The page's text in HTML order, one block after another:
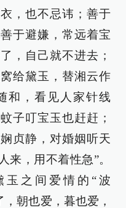
，也不忌讳；善于
于避嫌，常远着宝
，自己就不进去；
给黛玉，替湘云作
和，看见人家针线
子叮宝玉也赶赶；
贞静，对婚姻听天
来，用不着性急”。
玉之间爱情的“波
朝也爱，暮也爱，